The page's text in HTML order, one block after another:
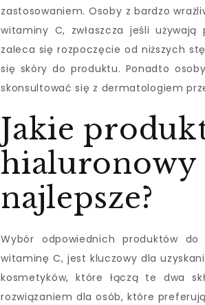
zastosowaniem. Osoby z bardzo
witaminy C, zwłaszcza jeśli
zaleca się rozpoczęcie od niższych
się skóry do produktu. Ponadto
skonsultować się z dermatologiem
Jakie
hialuronowy
najlepsze?
Wybór odpowiednich produktów
witaminę C, jest kluczowy dla
kosmetyków, które łączą te dwa
rozwiązaniem dla osób, które